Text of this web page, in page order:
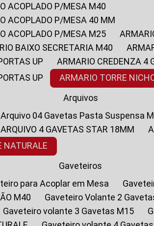
ACOPLADO P/MESA M40
ACOPLADO P/MESA 40 MM
ACOPLADO P/MESA M25
BAIXO SECRETARIA M40
UP
ARMARIO CREDENZA
UP
ARMARIO TORRE
Arquivos
Arquivo 04 Gavetas Pasta Suspensa
ARQUIVO 4 GAVETAS STAR 18MM
NATURALE
Gaveteiros
para Acoplar em Mesa
M40
Gaveteiro Volante 2
Gaveteiro volante 3 Gavetas M15